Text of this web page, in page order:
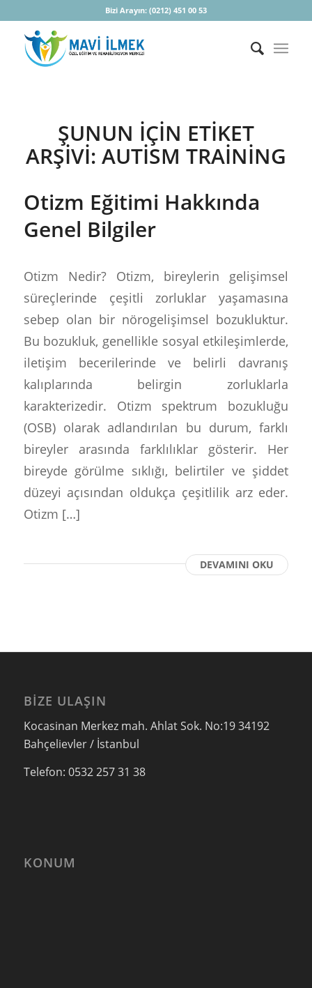
Bizi Arayın: (0212) 451 00 53
ŞUNUN IÇIN ETIKET
ARŞIVI: AUTISM TRAINING
Otizm Eğitimi Hakkında
Genel Bilgiler
Otizm Nedir? Otizm, bireylerin gelişimsel
süreçlerinde çeşitli zorluklar yaşamasına
sebep olan bir nörogelişimsel bozukluktur.
Bu bozukluk, genellikle sosyal etkileşimlerde,
iletişim becerilerinde ve belirli davranış
kalıplarında belirgin zorluklarla
karakterizedir. Otizm spektrum bozukluğu
(OSB) olarak adlandırılan bu durum, farklı
bireyler arasında farklılıklar gösterir. Her
bireyde görülme sıklığı, belirtiler ve şiddet
düzeyi açısından oldukça çeşitlilik arz eder.
Otizm […]
DEVAMINI OKU
BIZE ULAŞIN
Kocasinan Merkez mah. Ahlat Sok. No:19 34192
Bahçelievler / İstanbul
Telefon: 0532 257 31 38
KONUM